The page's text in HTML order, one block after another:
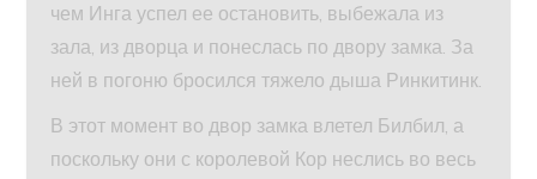
чем Инга успел ее остановить, выбежала из
зала, из дворца и понеслась по двору замка. За
ней в погоню бросился тяжело дыша Ринкитинк.
В этот момент во двор замка влетел Билбил, а
поскольку они с королевой Кор неслись во весь